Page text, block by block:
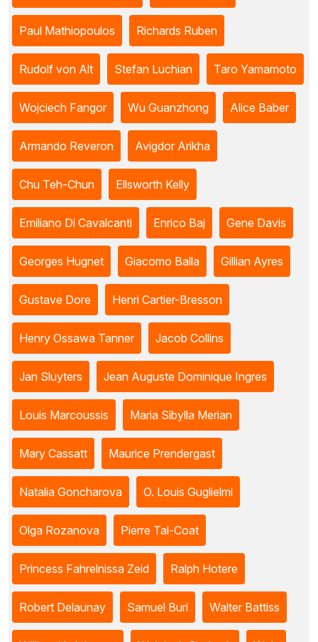
Paul Mathiopoulos Richards Ruben
Rudolf von Alt Stefan Luchian Taro Yamamoto
Wojciech Fangor Wu Guanzhong Alice Baber
Armando Reveron Avigdor Arikha
Chu Teh-Chun Ellsworth Kelly
Emiliano Di Cavalcanti Enrico Baj Gene Davis
Georges Hugnet Giacomo Balla Gillian Ayres
Gustave Dore Henri Cartier-Bresson
Henry Ossawa Tanner Jacob Collins
Jan Sluyters Jean Auguste Dominique Ingres
Louis Marcoussis Maria Sibylla Merian
Mary Cassatt Maurice Prendergast
Natalia Goncharova O. Louis Guglielmi
Olga Rozanova Pierre Tal-Coat
Princess Fahrelnissa Zeid Ralph Hotere
Robert Delaunay Samuel Buri Walter Battiss